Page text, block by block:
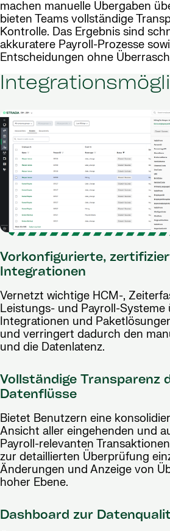
machen manuelle Übergaben
bieten Teams vollständige
Kontrolle. Das Ergebnis sind
akkuratere Payroll-Prozesse
Entscheidungen ohne
Vorkonfigurierte,
Integrationen
Vernetzt wichtige HCM-,
Leistungs- und Payroll-
Integrationen und
und verringert dadurch den
und die Datenlatenz.
Vollständige Transparenz
Datenflüsse
Bietet Benutzern eine
Ansicht aller eingehenden und
Payroll-relevanten
zur detaillierten Überprüfung
Änderungen und Anzeige von
hoher Ebene.
Dashboard zur